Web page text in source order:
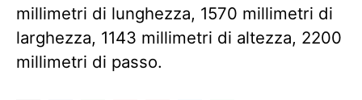
millimetri di lunghezza, 1570 millimetri di
larghezza, 1143 millimetri di altezza, 2200
millimetri di passo.